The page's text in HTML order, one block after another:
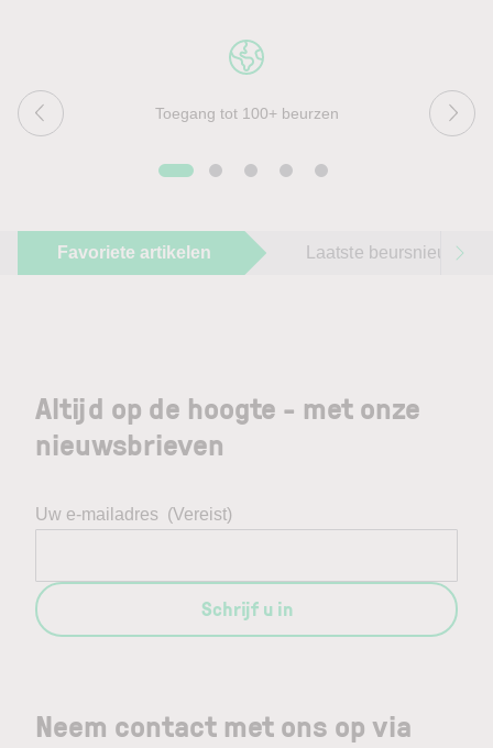
Toegang tot 100+ beurzen
Favoriete artikelen Laatste beursnieuws
Neem contact met ons op via
Altijd op de hoogte - met onze
nieuwsbrieven
Uw e-mailadres (Vereist)
Schrijf u in